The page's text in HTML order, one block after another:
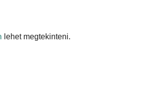
lehet megtekinteni.